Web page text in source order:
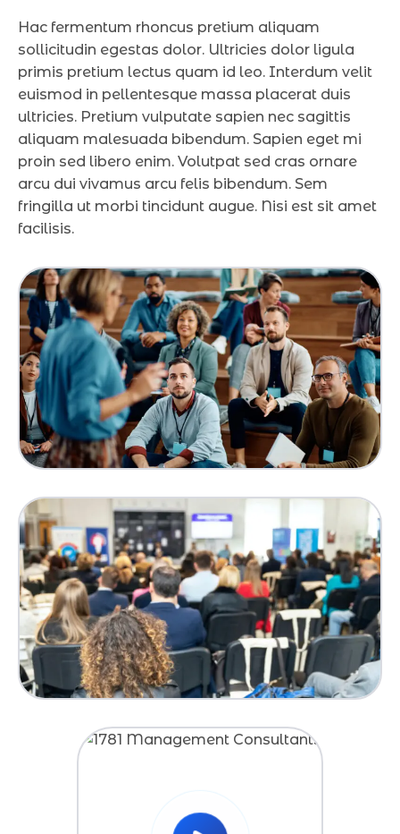
Hac fermentum rhoncus pretium aliquam
sollicitudin egestas dolor. Ultricies dolor ligula
primis pretium lectus quam id leo. Interdum velit
euismod in pellentesque massa placerat duis
ultricies. Pretium vulputate sapien nec sagittis
aliquam malesuada bibendum. Sapien eget mi
proin sed libero enim. Volutpat sed cras ornare
arcu dui vivamus arcu felis bibendum. Sem
fringilla ut morbi tincidunt augue. Nisi est sit amet
facilisis.